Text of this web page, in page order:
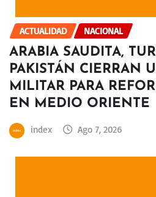
ACTUALIDAD NACIONAL
ARABIA SAUDITA,
PAKISTÁN CIERRAN
MILITAR PARA
EN MEDIO ORIENTE
index Ago 7, 2026